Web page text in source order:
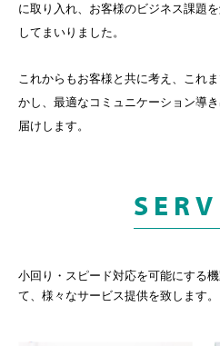
に取り入れ、お客様のビジネス課題
してまいりました。
これからもお客様と共に考え、これ
かし、最適なコミュニケーション導
届けします。
小回り・スピード対応を可能にする
て、様々なサービス提供を致します。